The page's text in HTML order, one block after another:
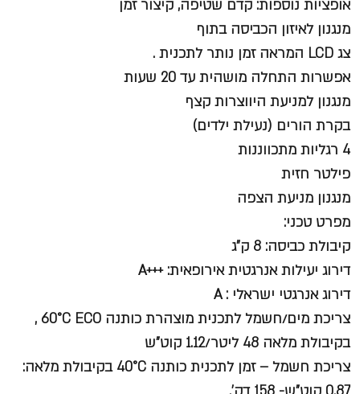
אופציות נוספות: קדם שטיפה, קיצור זמן
מנגנון לאיזון הכביסה בתוף
צג LCD המראה זמן נותר לתכנית .
אפשרות התחלה מושהית עד 20 שעות
מנגנון למניעת היווצרות קצף
בקרת הורים (נעילת ילדים)
4 רגליות מתכווננות
פילטר חזית
מנגנון מניעת הצפה
מפרט טכני:
קיבולת כביסה: 8 ק"ג
דירוג יעילות אנרגטית אירופאית: +++A
דירוג אנרגטי ישראלי : A
צריכת מים/חשמל לתכנית מוצהרת כותנה 60°C ECO ,
בקיבולת מלאה 48 ליטר/1.12 קוט"ש
צריכת חשמל – זמן לתכנית כותנה 40°C בקיבולת מלאה: